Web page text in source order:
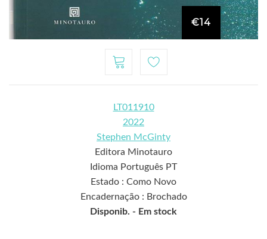
€14
LT011910
2022
Stephen McGinty
Editora Minotauro
Idioma Português PT
Estado : Como Novo
Encadernação : Brochado
Disponib. - Em stock